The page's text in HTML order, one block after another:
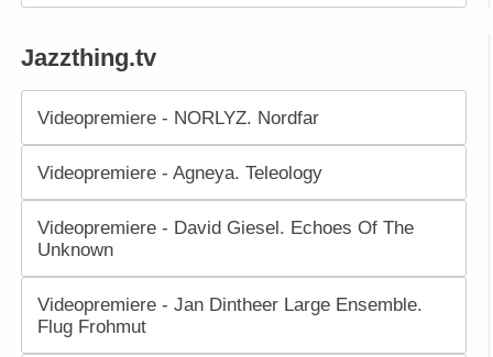
Jazzthing.tv
Videopremiere - NORLYZ. Nordfar
Videopremiere - Agneya. Teleology
Videopremiere - David Giesel. Echoes Of The
Unknown
Videopremiere - Jan Dintheer Large Ensemble.
Flug Frohmut